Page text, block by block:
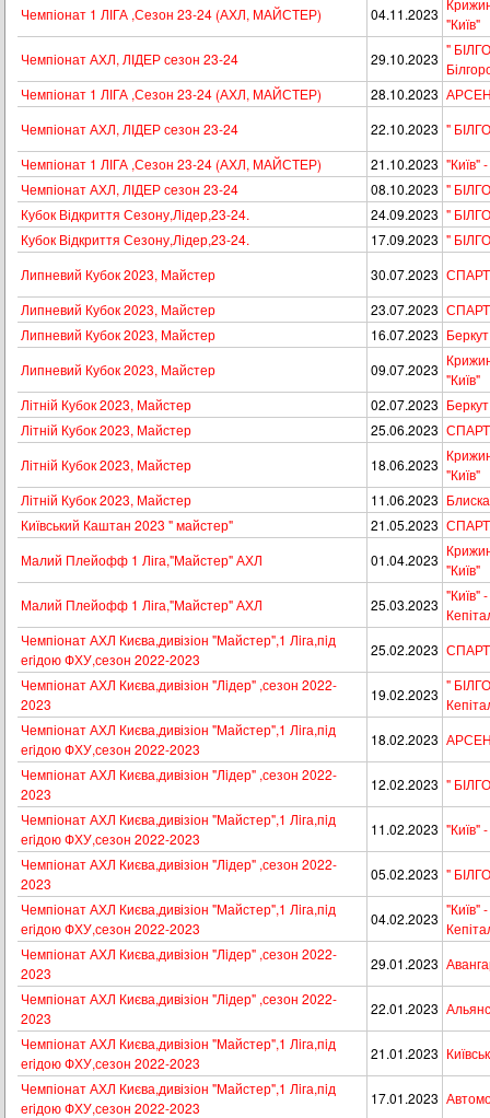
Чемпіонат 1 ЛІГА ,Сезон 23-24 (АХЛ, МАЙСТЕР)
04.11.2023
"Київ"
Чемпіонат АХЛ, ЛІДЕР сезон 23-24
29.10.2023
"
Чемпіонат 1 ЛІГА ,Сезон 23-24 (АХЛ, МАЙСТЕР)
28.10.2023
Чемпіонат АХЛ, ЛІДЕР сезон 23-24
22.10.2023 "
Чемпіонат 1 ЛІГА ,Сезон 23-24 (АХЛ, МАЙСТЕР)
21.10.2023 "Київ"
Чемпіонат АХЛ, ЛІДЕР сезон 23-24
08.10.2023 "
Кубок Відкриття Сезону,Лідер,23-24.
24.09.2023 "
Кубок Відкриття Сезону,Лідер,23-24.
17.09.2023 "
Липневий Кубок 2023, Майстер
30.07.2023
Липневий Кубок 2023, Майстер
23.07.2023
Липневий Кубок 2023, Майстер
16.07.2023
Липневий Кубок 2023, Майстер
09.07.2023
"Київ"
Літній Кубок 2023, Майстер
02.07.2023
Літній Кубок 2023, Майстер
25.06.2023
Літній Кубок 2023, Майстер
18.06.2023
"Київ"
Літній Кубок 2023, Майстер
11.06.2023
Київський Каштан 2023 " майстер"
21.05.2023
Малий Плейофф 1 Ліга,"Майстер" АХЛ
01.04.2023
"Київ"
Малий Плейофф 1 Ліга,"Майстер" АХЛ
25.03.2023
"Київ"
Чемпіонат АХЛ Києва,дивізіон "Майстер",1 Лiга,пiд
егiдою ФХУ,сезон 2022-2023
25.02.2023
Чемпіонат АХЛ Києва,дивізіон "Лiдер" ,сезон 2022-
2023
19.02.2023
"
Чемпіонат АХЛ Києва,дивізіон "Майстер",1 Лiга,пiд
егiдою ФХУ,сезон 2022-2023
18.02.2023
Чемпіонат АХЛ Києва,дивізіон "Лiдер" ,сезон 2022-
2023
12.02.2023 "
Чемпіонат АХЛ Києва,дивізіон "Майстер",1 Лiга,пiд
егiдою ФХУ,сезон 2022-2023
11.02.2023 "Київ"
Чемпіонат АХЛ Києва,дивізіон "Лiдер" ,сезон 2022-
2023
05.02.2023 "
Чемпіонат АХЛ Києва,дивізіон "Майстер",1 Лiга,пiд
егiдою ФХУ,сезон 2022-2023
04.02.2023
"Київ"
Чемпіонат АХЛ Києва,дивізіон "Лiдер" ,сезон 2022-
2023
29.01.2023
Чемпіонат АХЛ Києва,дивізіон "Лiдер" ,сезон 2022-
2023
22.01.2023
Чемпіонат АХЛ Києва,дивізіон "Майстер",1 Лiга,пiд
егiдою ФХУ,сезон 2022-2023
21.01.2023
Чемпіонат АХЛ Києва,дивізіон "Майстер",1 Лiга,пiд
егiдою ФХУ,сезон 2022-2023
17.01.2023